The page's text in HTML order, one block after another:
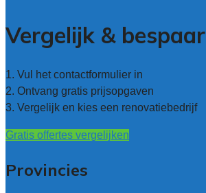
Vergelijk & bespaar
1. Vul het contactformulier in
2. Ontvang gratis prijsopgaven
3. Vergelijk en kies een renovatiebedrijf
Gratis offertes vergelijken
Provincies